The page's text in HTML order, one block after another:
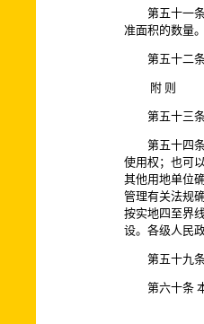
第五十一条
准面积的数量
第五十二条
附 则
第五十三条
第五十四条
使用权；也可
其他用地单位
管理有关法规
按实地四至界
设。各级人民
第五十九条
第六十条 本